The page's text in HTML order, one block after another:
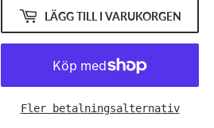
LÄGG TILL I VARUKORGEN
Fler betalningsalternativ